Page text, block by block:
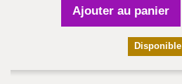
Ajouter au panier
Disponible